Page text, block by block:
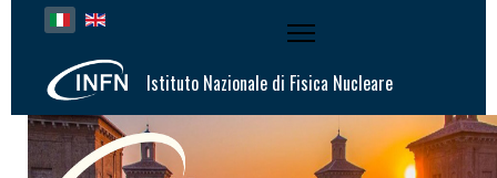
Seleziona la tua lingua
Istituto Nazionale di Fisica Nucleare